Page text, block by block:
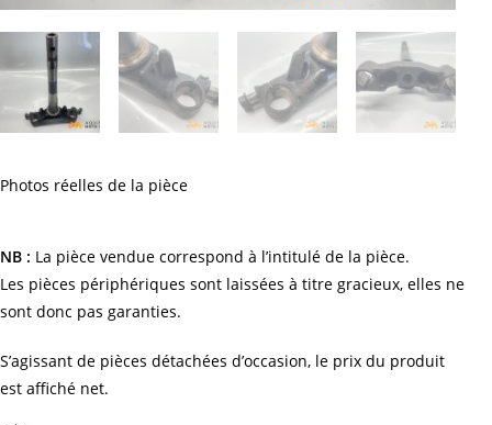
Photos réelles de la pièce
NB : La pièce vendue correspond à l’intitulé de la pièce.
Les pièces périphériques sont laissées à titre gracieux, elles ne
sont donc pas garanties.
S’agissant de pièces détachées d’occasion, le prix du produit
est affiché net.